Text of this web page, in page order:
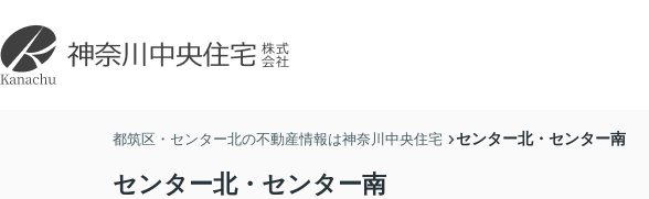
都筑区・センター北の不動産情報は神奈川中央住宅 センター北・センター南
センター北・センター南